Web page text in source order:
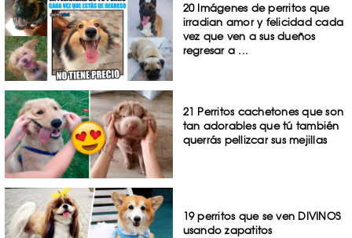
20 Imágenes de perritos que
irradian amor y felicidad cada
vez que ven a sus dueños
regresar a ...
21 Perritos cachetones que son
tan adorables que tú también
querrás pellizcar sus mejillas
19 perritos que se ven DIVINOS
usando zapatitos